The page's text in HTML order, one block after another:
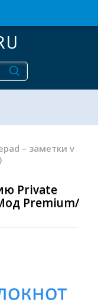
– заметки v
Private
Premium/